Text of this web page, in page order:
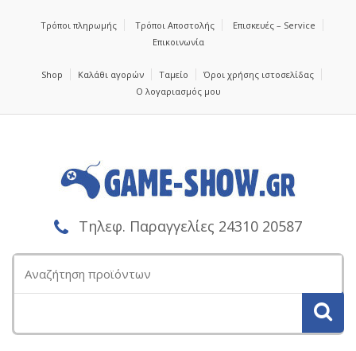
Τρόποι πληρωμής Τρόποι Αποστολής
Επισκευές – Service
Επικοινωνία
Shop Καλάθι αγορών Ταμείο
Όροι χρήσης ιστοσελίδας
Ο λογαριασμός μου
Τηλεφ. Παραγγελίες 24310 20587
για: